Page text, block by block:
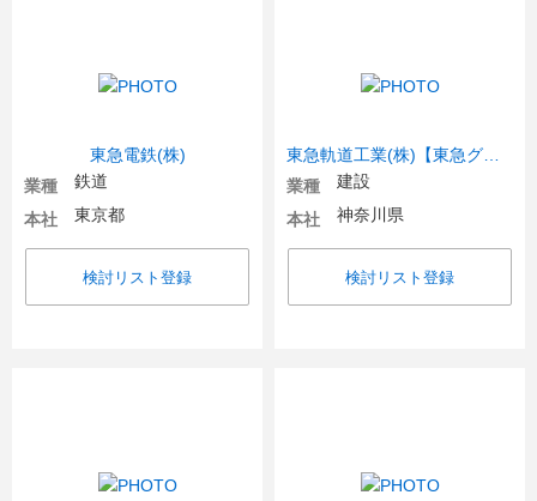
東急電鉄(株)
業種
鉄道
本社
東京都
検討リスト登録
業種
建設
本社
神奈川県
検討リスト登録